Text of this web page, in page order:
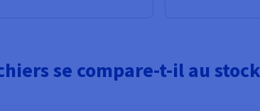
se compare-t-il au